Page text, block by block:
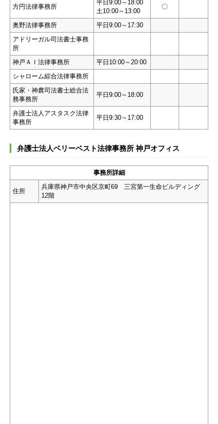
方円法律事務所
平日9:00～18:00
土10:00～13:00
〇
奥野法律事務所
平日9:00～17:30
アドリーガル司法書士事務
所
神戸ＡＩ法律事務所
平日10:00～20:00
シャローム綜合法律事務所
氏家・神農司法書士総合法
務事務所
平日9:00～18:00
弁護士法人アスタスク法律
事務所
平日9:30～17:00
弁護士法人ベリーベスト法律事務所 神戸オフィス
事務所詳細
住所
兵庫県神戸市中央区京町69 三宮第一生命ビルディング
12階